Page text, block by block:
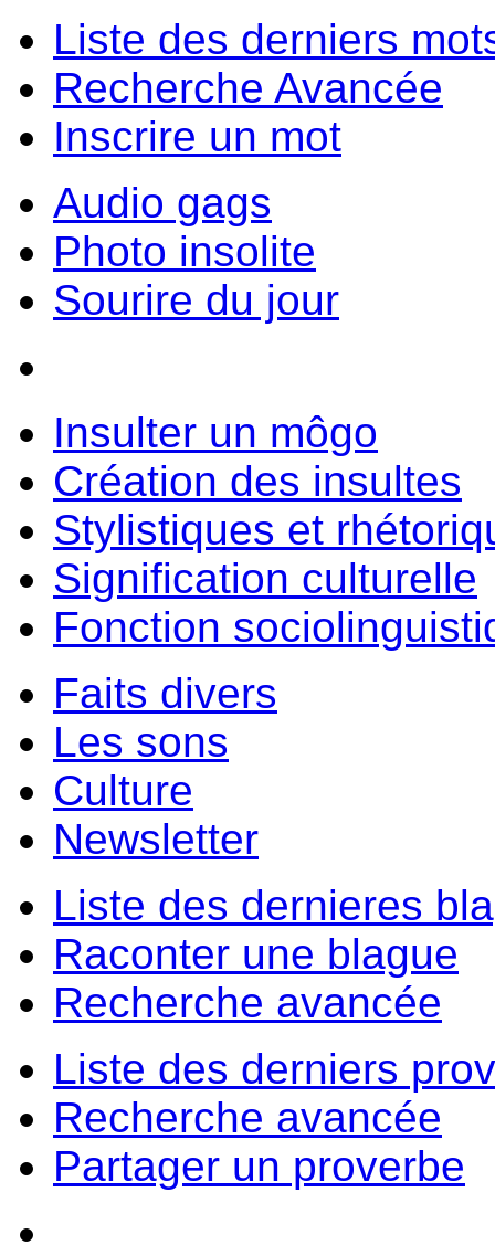
Liste des derniers
Recherche Avancée
Inscrire un mot
Audio gags
Photo insolite
Sourire du jour
Insulter un môgo
Création des insultes
Stylistiques et
Signification culturelle
Fonction
Faits divers
Les sons
Culture
Newsletter
Liste des dernieres
Raconter une blague
Recherche avancée
Liste des derniers
Recherche avancée
Partager un proverbe